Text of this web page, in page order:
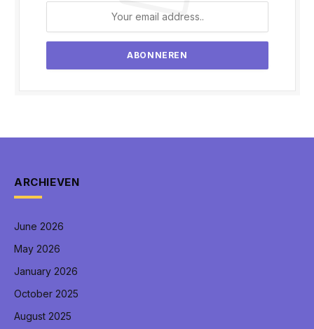
ARCHIEVEN
June 2026
May 2026
January 2026
October 2025
August 2025